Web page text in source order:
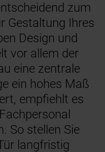
zum
Gestaltung Ihres
Design und
vor allem der
eine zentrale
ein hohes Maß
empfiehlt es
So stellen Sie
langfristig